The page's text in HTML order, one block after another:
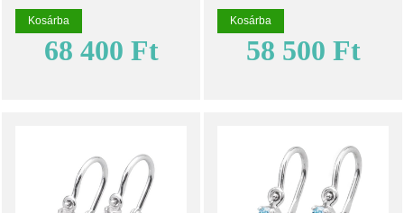
Kosárba
68 400 Ft
Kosárba
58 500 Ft